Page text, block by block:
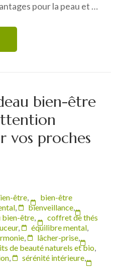
pour la peau et …
bien-être
vos proches
être,
bien-être
, bienveillance,
bien-être,
coffret de thés
, équilibre mental,
, lâcher-prise,
de beauté naturels et bio,
, sérénité intérieure,